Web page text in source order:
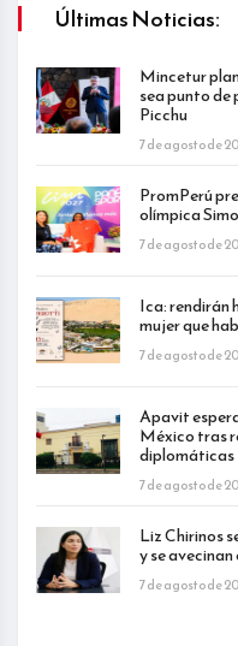
Últimas Noticias:
Mincetur
sea punto
Picchu
7 de agosto de
PromPerú
olímpica
7 de agosto de
Ica: rendirán
mujer que
7 de agosto de
Apavit
México tras
diplomáticas
7 de agosto de
Liz Chirinos
y se
7 de agosto de